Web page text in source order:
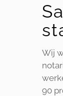
Wij
90